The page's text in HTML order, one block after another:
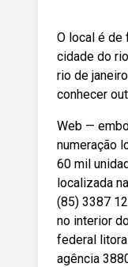
O local é de
cidade do
rio de
conhecer
Web —
numeração
60 mil
localizada
(85) 3387
no interior
federal
agência